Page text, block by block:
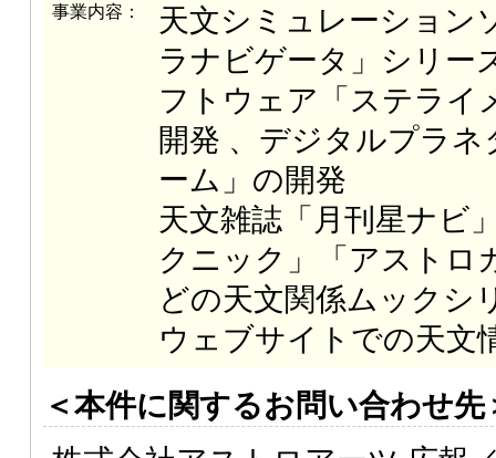
事業内容：
天文シミュレーション
ラナビゲータ」シリー
フトウェア「ステライ
開発 、デジタルプラ
ーム」の開発
天文雑誌「月刊星ナビ
クニック」「アストロ
どの天文関係ムックシ
ウェブサイトでの天文
＜本件に関するお問い合わせ先